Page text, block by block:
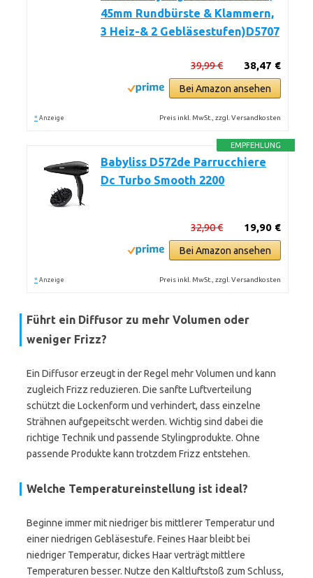
45mm Rundbürste & Klammern,
3 Heiz-& 2 Gebläsestufen)D5707
38,47 €
39,99 €
Bei Amazon ansehen
* Anzeige Preis inkl. MwSt., zzgl. Versandkosten
EMPFEHLUNG
Babyliss D572de Parrucchiere
Dc Turbo Smooth 2200
19,90 €
32,90 €
Bei Amazon ansehen
* Anzeige Preis inkl. MwSt., zzgl. Versandkosten
Führt ein Diffusor zu mehr Volumen oder
weniger Frizz?
Ein Diffusor erzeugt in der Regel mehr Volumen und kann
zugleich Frizz reduzieren. Die sanfte Luftverteilung
schützt die Lockenform und verhindert, dass einzelne
Strähnen aufgepeitscht werden. Wichtig sind dabei die
richtige Technik und passende Stylingprodukte. Ohne
passende Produkte kann trotzdem Frizz entstehen.
Welche Temperatureinstellung ist ideal?
Beginne immer mit niedriger bis mittlerer Temperatur und
einer niedrigen Gebläsestufe. Feines Haar bleibt bei
niedriger Temperatur, dickes Haar verträgt mittlere
Temperaturen besser. Nutze den Kaltluftstoß zum Schluss,